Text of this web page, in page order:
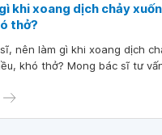
khi xoang dịch chảy
thở?
nên làm gì khi xoang dịch
khó thở? Mong bác sĩ tư